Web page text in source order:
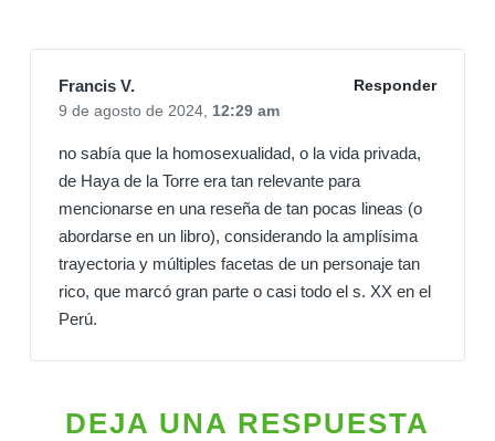
Francis V.
Responder
9 de agosto de 2024, 12:29 am
no sabía que la homosexualidad, o la vida privada,
de Haya de la Torre era tan relevante para
mencionarse en una reseña de tan pocas lineas (o
abordarse en un libro), considerando la amplísima
trayectoria y múltiples facetas de un personaje tan
rico, que marcó gran parte o casi todo el s. XX en el
Perú.
DEJA UNA RESPUESTA